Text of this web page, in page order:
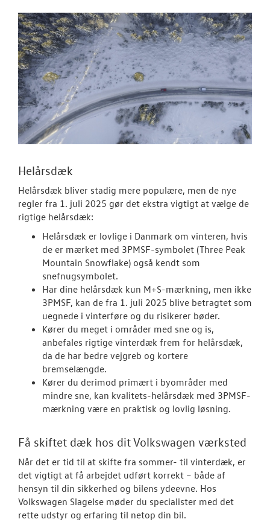
Helårsdæk
Helårsdæk bliver stadig mere populære, men de nye
regler fra 1. juli 2025 gør det ekstra vigtigt at vælge de
rigtige helårsdæk:
Helårsdæk er lovlige i Danmark om vinteren, hvis
de er mærket med 3PMSF-symbolet (Three Peak
Mountain Snowflake) også kendt som
snefnugsymbolet.
Har dine helårsdæk kun M+S-mærkning, men ikke
3PMSF, kan de fra 1. juli 2025 blive betragtet som
uegnede i vinterføre og du risikerer bøder.
Kører du meget i områder med sne og is,
anbefales rigtige vinterdæk frem for helårsdæk,
da de har bedre vejgreb og kortere
bremselængde.
Kører du derimod primært i byområder med
mindre sne, kan kvalitets-helårsdæk med 3PMSF-
mærkning være en praktisk og lovlig løsning.
Få skiftet dæk hos dit Volkswagen værksted
Når det er tid til at skifte fra sommer- til vinterdæk, er
det vigtigt at få arbejdet udført korrekt – både af
hensyn til din sikkerhed og bilens ydeevne. Hos
Volkswagen Slagelse møder du specialister med det
rette udstyr og erfaring til netop din bil.